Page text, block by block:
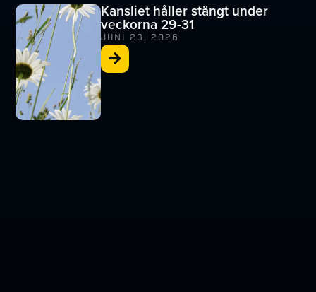
Kansliet håller stängt under
veckorna 29-31
JUNI 23, 2026